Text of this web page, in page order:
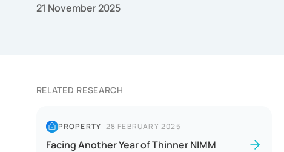
21 November 2025
RELATED RESEARCH
PROPERTY| 28 FEBRUARY 2025
Facing Another Year of Thinner NIMM